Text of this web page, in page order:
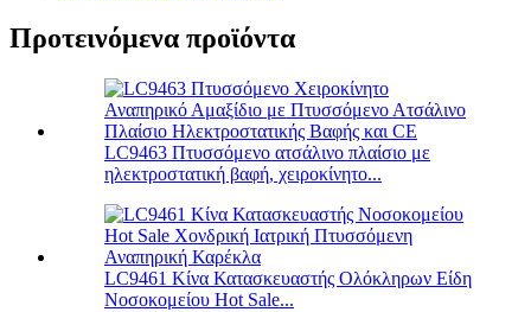
Προτεινόμενα προϊόντα
LC9463 Πτυσσόμενο ατσάλινο πλαίσιο με
ηλεκτροστατική βαφή, χειροκίνητο...
LC9461 Κίνα Κατασκευαστής Ολόκληρων Είδη
Νοσοκομείου Hot Sale...